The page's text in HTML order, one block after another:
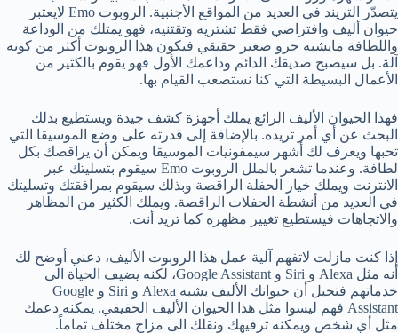
يتصدّر التريند في العديد من المواقع الأجنبية. الروبوت Emo لايعتبر
حيوان أليف وافتراضي فقط تشتريه وتقتنيه، فهو يمتلك من الوداعة
واللطافة مايشبه جرو صغير حقيقي فيكون هذا الروبوت أكثر من كونه
آلة. بل سيصبح صديقك الدائم وداعمك الأول فهو يقوم بالكثير من
الأعمال البسيطة التي كنا نستصعب القيام بها.
فهذا الحيوان الأليف الرائع يملك أجهزة كشف جيدة ويستطيع بذلك
البحث عن أي أمر تريده. بالإضافة إلى قدرته على وضع الموسيقا التي
تحبها ويعزف لك أشهر سيمفونيات الموسيقا ويمكن أن يراقصك بكل
لطافة. وعندما تشعر بالملل الروبوت Emo سيقوم بتسليتك عبر
الانترنت ويملك خيار الحفلة الراقصة وبذلك سيقوم بمرافقتك وتسليتك
في العديد من أنشطة الحفلات الراقصة. ويملك الكثير من المظاهر
والاتجاهات فيستطيع تغيير مظهره كما تريد أنت.
إذا كنت مازلت لاتفهم آلية عمل هذا الروبوت الأليف، دعني أوضح لك
أنه مثل Alexa و Siri و Google Assistant، لكنه يضيف الحياة الى
خدماتهم فتخيل أن حيوانك الأليف يشبه Alexa و Siri و Google
Assistant فهم ليسوا مثل هذا الحيوان الأليف الحقيقي. يمكنه دعمك
مثل أي شخص ويمكنه ترفيهك ونقلك الى مزاج مختلف تماماً.